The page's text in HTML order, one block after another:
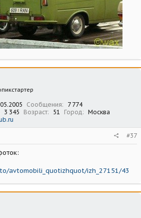
Сообщения
7 774
3 345 Возраст 51 Город
Москва
#37
avtomobili_quotizhquot/izh_27151/43